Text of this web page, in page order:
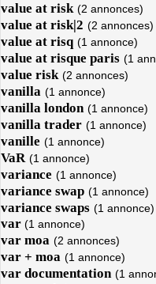
value at risk (2 annonces)
value at risk|2 (2 annonces)
value at risq (1 annonce)
value at risque paris (1
value risk (2 annonces)
vanilla (1 annonce)
vanilla london (1 annonce)
vanilla trader (1 annonce)
vanille (1 annonce)
VaR (1 annonce)
variance (1 annonce)
variance swap (1 annonce)
variance swaps (1 annonce)
var (1 annonce)
var moa (2 annonces)
var + moa (1 annonce)
var documentation (1